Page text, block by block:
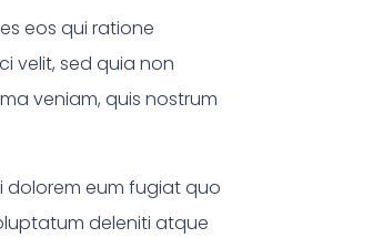
eos qui ratione
velit, sed quia non
veniam, quis nostrum
dolorem eum fugiat quo
deleniti atque